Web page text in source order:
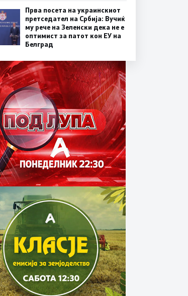
Прва посета на украинскиот
претседател на Србија: Вучиќ
му рече на Зеленски дека не е
оптимист за патот кон ЕУ на
Белград